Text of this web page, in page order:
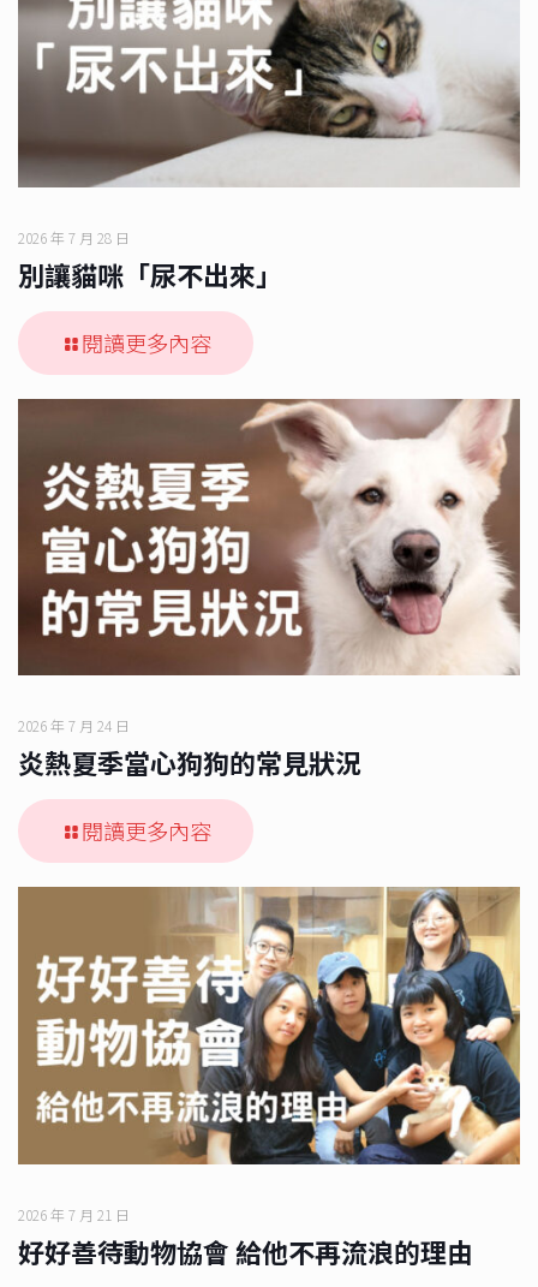
2026 年 7 月 28 日
別讓貓咪「尿不出來」
閱讀更多內容
2026 年 7 月 24 日
炎熱夏季當心狗狗的常見狀況
閱讀更多內容
2026 年 7 月 21 日
好好善待動物協會 給他不再流浪的理由